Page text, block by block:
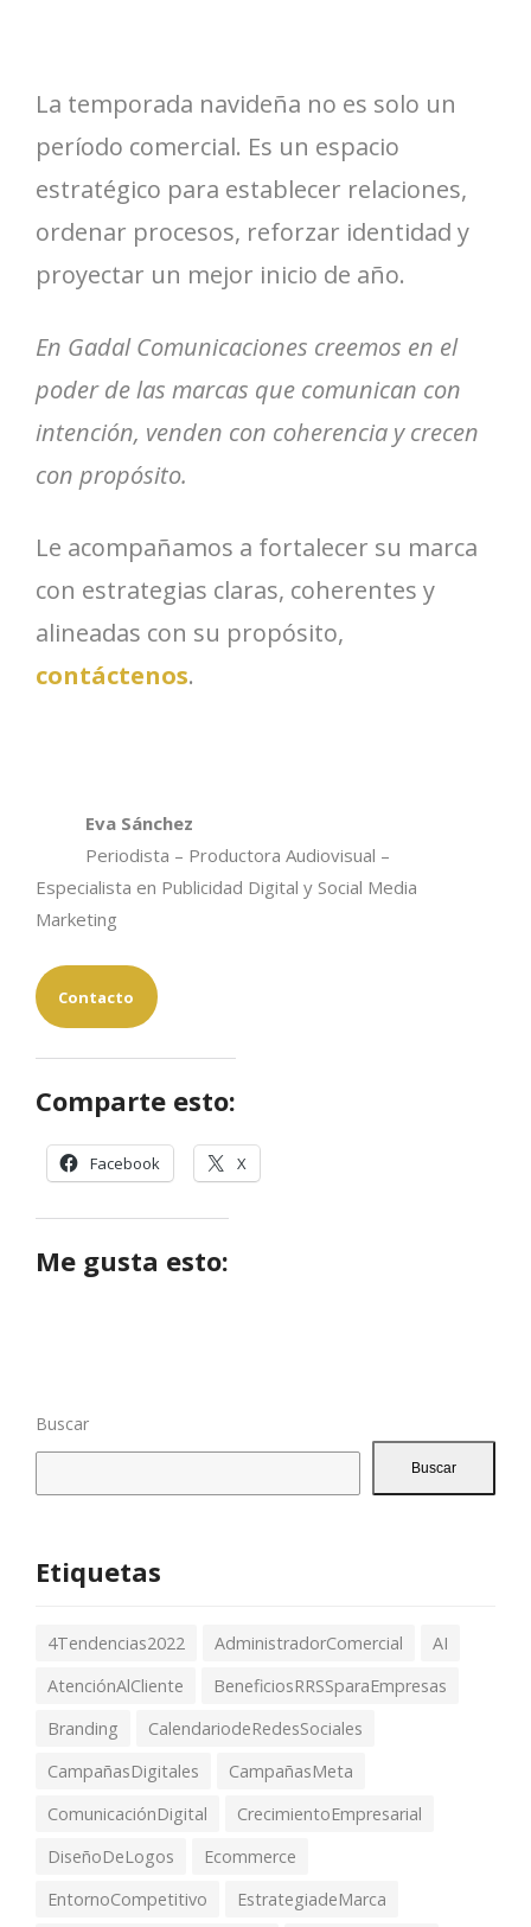
La temporada navideña no es solo un
período comercial. Es un espacio
estratégico para establecer relaciones,
ordenar procesos, reforzar identidad y
proyectar un mejor inicio de año.
En Gadal Comunicaciones creemos en el
poder de las marcas que comunican con
intención, venden con coherencia y crecen
con propósito.
Le acompañamos a fortalecer su marca
con estrategias claras, coherentes y
alineadas con su propósito,
contáctenos.
Eva Sánchez
Periodista – Productora Audiovisual –
Especialista en Publicidad Digital y Social Media
Marketing
Contacto
Comparte esto:
Facebook X
Me gusta esto:
Buscar
Buscar
Etiquetas
4Tendencias2022 AdministradorComercial
AI
AtenciónAlCliente
BeneficiosRRSSparaEmpresas
Branding
CalendariodeRedesSociales
CampañasDigitales
CampañasMeta
ComunicaciónDigital
CrecimientoEmpresarial
DiseñoDeLogos
Ecommerce
EntornoCompetitivo
EstrategiadeMarca